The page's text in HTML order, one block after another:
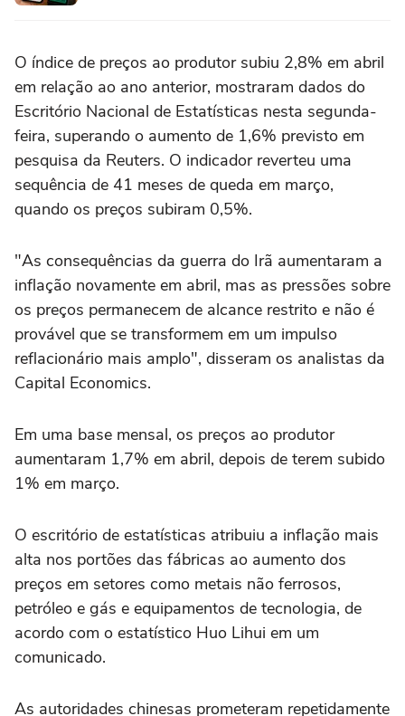
O ⁠índice de preços ao produtor subiu 2,8% em abril
em relação ao ano anterior, mostraram dados do
Escritório Nacional de Estatísticas nesta segunda-
feira, superando o aumento de 1,6% previsto em
pesquisa da Reuters. O indicador reverteu uma
sequência de 41 meses de queda em março,
quando ‌os preços subiram 0,5%.
"As consequências da guerra do Irã aumentaram a
inflação ‌novamente em abril, mas as ⁠pressões sobre
⁠os preços permanecem de alcance restrito e não é
provável que se transformem em ⁠um impulso
reflacionário mais amplo", ‌disseram os analistas da
Capital ‌Economics.
Em uma base mensal, os preços ao produtor
aumentaram 1,7% em abril, depois de terem subido
1% em março.
O escritório de estatísticas atribuiu a inflação mais
alta nos portões das fábricas ao ⁠aumento dos
preços em setores como metais não ferrosos,
petróleo e gás e equipamentos de tecnologia, de
acordo com o estatístico Huo Lihui em um
comunicado.
As autoridades chinesas prometeram repetidamente